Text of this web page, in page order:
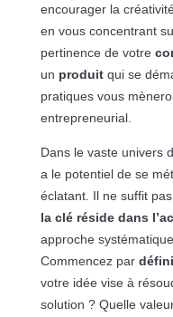
encourager la
en vous concentrant
pertinence de votre
un produitqui se
pratiques vous
entrepreneurial.
Dans le vaste univers
a le potentiel de se
éclatant. Il ne suffit
la clé réside dans
approche
Commencez par
votre idée vise à
solution ? Quelle